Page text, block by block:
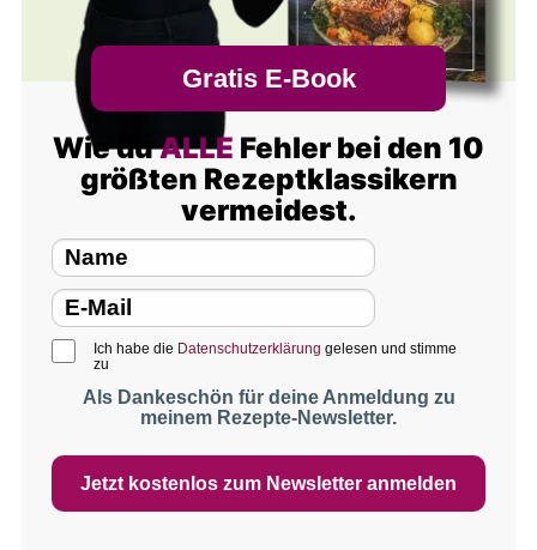
Gratis E-Book
Wie duALLE Fehler bei den 10
größten Rezeptklassikern
vermeidest.
Ich habe die Datenschutzerklärung gelesen und stimme
zu
Als Dankeschön für deine Anmeldung zu
meinem Rezepte-Newsletter.
Jetzt kostenlos zum Newsletter anmelden